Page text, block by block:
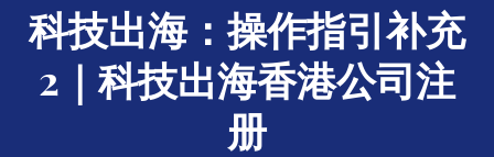
科技出海：操作指引补充
2｜科技出海香港公司注
册